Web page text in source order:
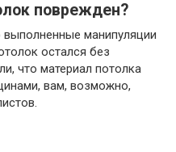
поврежден?
манипуляции
остался без
что материал потолка
вам, возможно,